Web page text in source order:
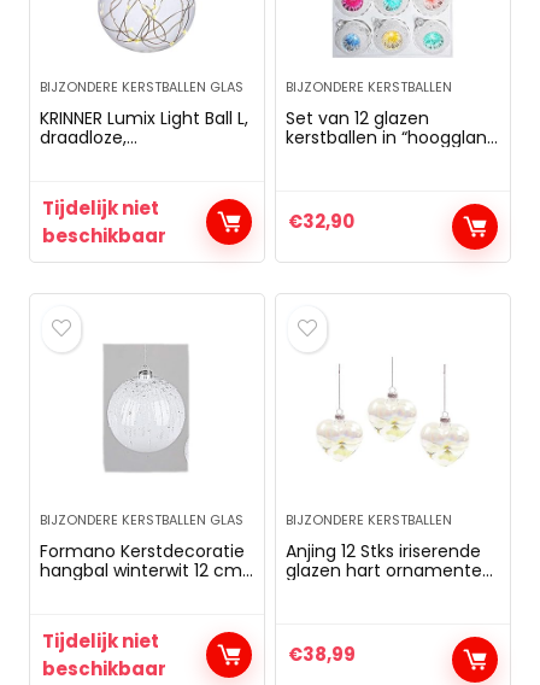
BIJZONDERE KERSTBALLEN GLAS
KRINNER Lumix Light Ball L,
draadloze,
afgeplatte onderkant,
ook voor tafeldecoraties,
helder, art. 76040
Tijdelijk niet
beschikbaar
BIJZONDERE KERSTBALLEN
Set van 12 glazen
kerstballen in “hoogglans
kerstboomversiering
reflecterende ballen
€32,90
BIJZONDERE KERSTBALLEN GLAS
Formano Kerstdecoratie
hangbal winterwit 12 cm,
glitter
Tijdelijk niet
beschikbaar
BIJZONDERE KERSTBALLEN
Anjing 12 Stks iriserende
glazen hart ornamenten
€38,99